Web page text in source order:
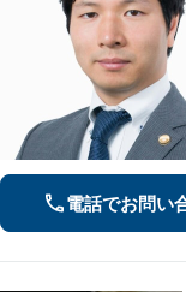
電話でお問い